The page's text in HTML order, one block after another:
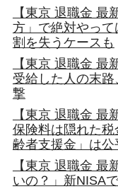
【東京 退職金 最
方」で絶対やっ
割を失うケースも
【東京 退職金 最
受給した人の末
撃
【東京 退職金 最
保険料は隠れた
齢者支援金」は公
【東京 退職金 最
いの？」新NISA